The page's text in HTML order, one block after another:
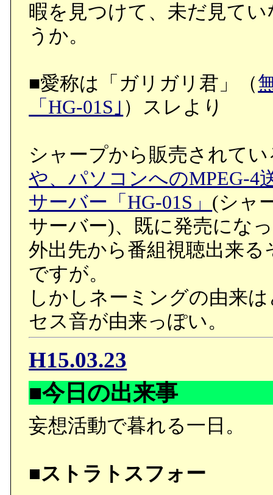
暇を見つけて、未だ見て
うか。
■愛称は「ガリガリ君」（
「HG-01S｣ ）スレより
シャープから販売されてい
や、パソコンへのMPEG-4
サーバー「HG-01S」 (シャ
サーバー)、既に発売にな
外出先から番組視聴出来
ですが。
しかしネーミングの由来
セス音が由来っぽい。
H15.03.23
■今日の出来事
妄想活動で暮れる一日。
■ストラトスフォー